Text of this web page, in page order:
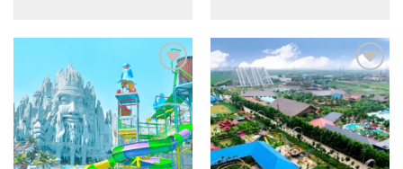
Yêu
Thích
Yêu
Thích